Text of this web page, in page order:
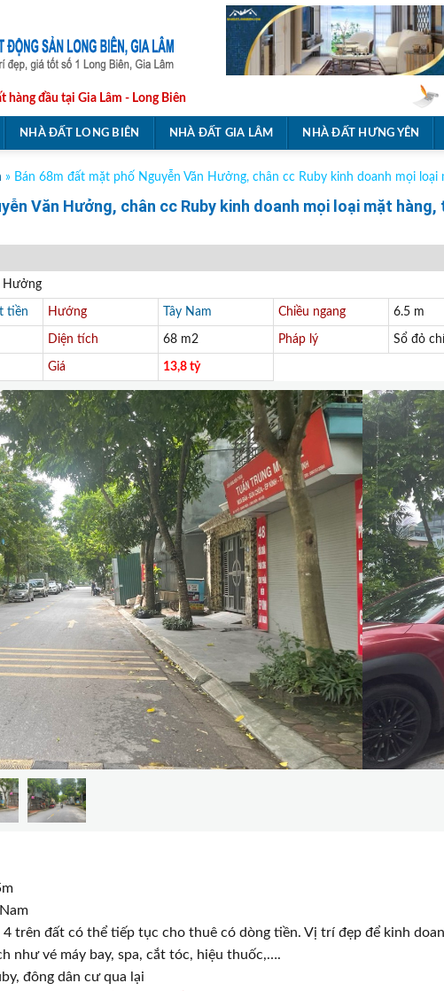
hàng đầu tại Gia Lâm - Long Biên
NHÀ ĐẤT LONG BIÊN NHÀ ĐẤT GIA LÂM NHÀ ĐẤT HƯNG YÊN
» Bán 68m đất mặt phố Nguyễn Văn Hưởng, chân cc Ruby kinh doanh mọi loại
Văn Hưởng, chân cc Ruby kinh doanh mọi loại mặt hàng,
Hưởng
tiền Hướng Tây Nam Chiều ngang 6.5 m
Diện tích 68 m2 Pháp lý Sổ đỏ
Giá 13,8 tỷ
trên đất có thể tiếp tục cho thuê có dòng tiền. Vị trí đẹp để kinh
như vé máy bay, spa, cắt tóc, hiệu thuốc,….
đông dân cư qua lại